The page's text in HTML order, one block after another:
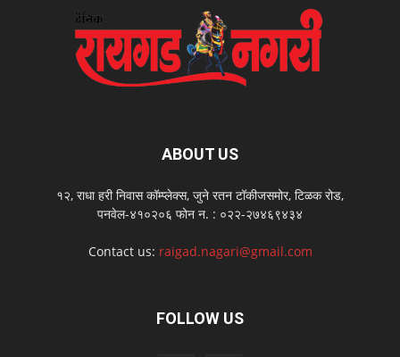
ABOUT US
१२, राधा हरी निवास कॉम्प्लेक्स, जुने रतन टॉकीजसमोर, टिळक रोड,
पनवेल-४१०२०६ फोन न. : ०२२-२७४६९४३४
Contact us: raigad.nagari@gmail.com
FOLLOW US